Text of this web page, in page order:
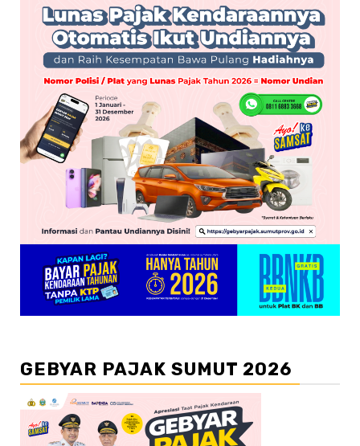
GEBYAR PAJAK SUMUT 2026